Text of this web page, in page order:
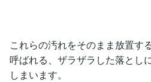
これらの汚れをそのまま放置す
呼ばれる、ザラザラした落とし
しまいます。